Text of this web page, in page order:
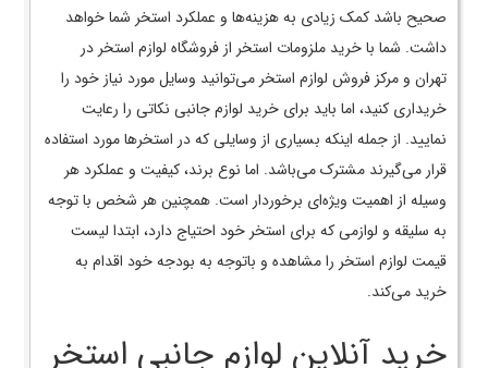
صحیح باشد کمک زیادی به هزینه‌ها و عملکرد استخر شما خواهد
داشت. شما با خرید ملزومات استخر از فروشگاه لوازم استخر در
تهران و مرکز فروش لوازم استخر می‌توانید وسایل مورد نیاز خود را
خریداری کنید، اما باید برای خرید لوازم جانبی نکاتی را رعایت
نمایید. از جمله اینکه بسیاری از وسایلی که در استخرها مورد استفاده
قرار می‌گیرند مشترک می‌باشد. اما نوع برند، کیفیت و عملکرد هر
وسیله از اهمیت ویژه‌ای برخوردار است. همچنین هر شخص با توجه
به سلیقه و لوازمی که برای استخر خود احتیاج دارد، ابتدا لیست
قیمت لوازم استخر را مشاهده و باتوجه به بودجه خود اقدام به
خرید می‌کند.
خرید آنلاین لوازم جانبی استخر